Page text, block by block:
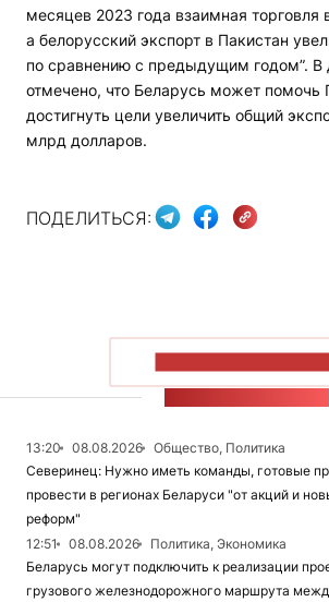
месяцев 2023 года взаимная торговля
а белорусский экспорт в Пакистан
по сравнению с предыдущим годом”. В
отмечено, что Беларусь может помочь
достигнуть цели увеличить общий
млрд долларов.
ПОДЕЛИТЬСЯ:
13:20 08.08.2026
Общество, Политика
Северинец: Нужно иметь команды, готовые
провести в регионах Беларуси "от акций и
реформ"
12:51
08.08.2026
Политика, Экономика
Беларусь могут подключить к реализации
грузового железнодорожного маршрута